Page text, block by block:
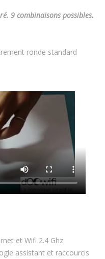
9 combinaisons possibles.
ronde standard
et Wifi 2.4 Ghz
assistant et raccourcis